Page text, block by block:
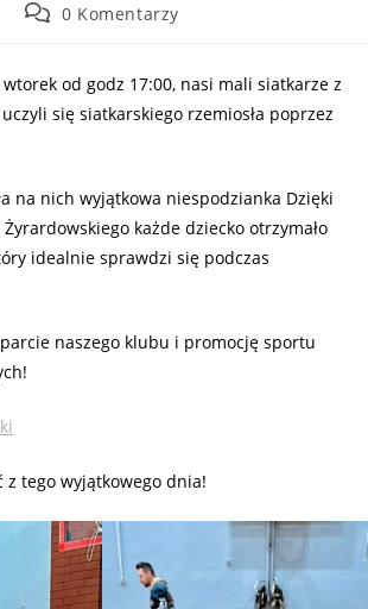
0 Komentarzy
wtorek od godz 17:00, nasi mali siatkarze z
się siatkarskiego rzemiosła poprzez
na nich wyjątkowa niespodzianka Dzięki
każde dziecko otrzymało
idealnie sprawdzi się podczas
naszego klubu i promocję sportu
z tego wyjątkowego dnia!